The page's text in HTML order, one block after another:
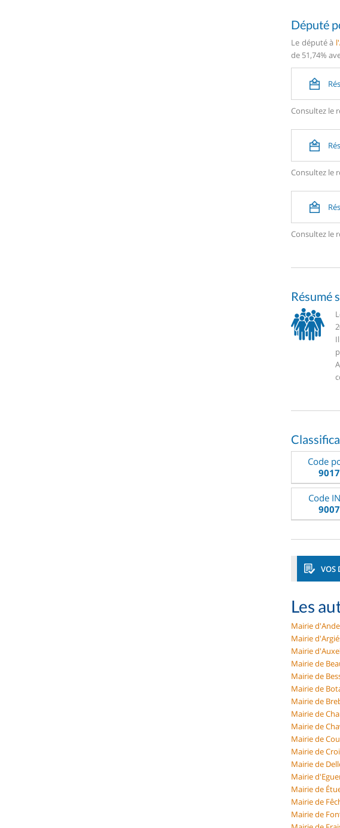
Député
Le député à
de 51,74%
Consultez le
Consultez le
Consultez le
Résumé
Code
Code
VOS
Les
Mairie
Mairie
Mairie
Mairie de
Mairie de
Mairie de
Mairie de
Mairie de
Mairie de
Mairie de
Mairie de
Mairie de
Mairie
Mairie de
Mairie de
Mairie de